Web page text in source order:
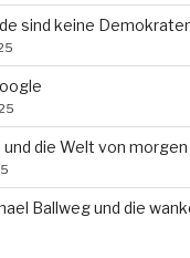
sind keine
und die Welt von morgen
Ballweg und die